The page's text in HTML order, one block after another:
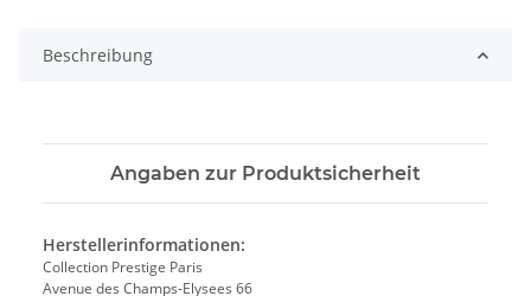
Beschreibung
Angaben zur Produktsicherheit
Herstellerinformationen:
Collection Prestige Paris
Avenue des Champs-Elysees 66